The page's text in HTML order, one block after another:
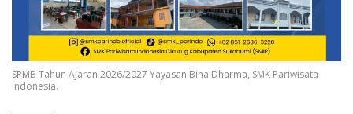
SPMB Tahun Ajaran 2026/2027 Yayasan Bina Dharma, SMK Pariwisata
Indonesia.